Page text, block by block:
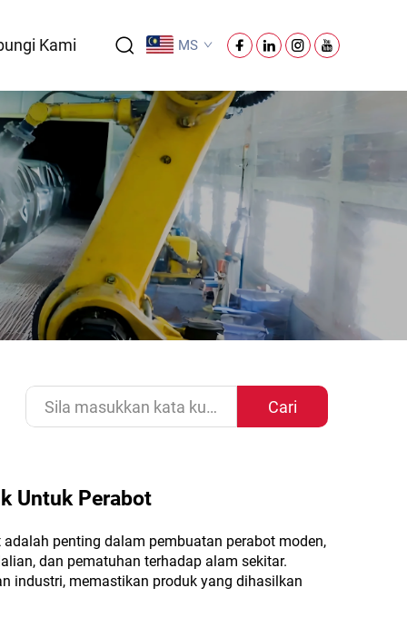
Kami MS
Cari
Untuk Perabot
penting dalam pembuatan perabot moden,
dan pematuhan terhadap alam sekitar.
industri, memastikan produk yang dihasilkan